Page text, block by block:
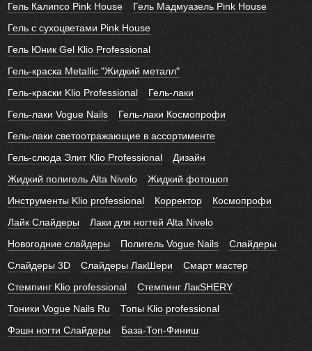
Гель Калипсо Pink House
Гель Мадмуазель Pink House
Гель с сухоцветами Pink House
Гель Юник Gel Klio Professional
Гель-краска Metallic "Жидкий металл"
Гель-краски Klio Professional
Гель-лаки
Гель-лаки Vogue Nails
Гель-лаки Космопрофи
Гель-лаки светоотражающие в ассортименте
Гель-слюда Элит Klio Professional
Дизайн
Жидкий полигель Alta Nivelo
Жидкий фотошоп
Инструменты Klio professional
Корректор
Космопрофи
Лайк Слайдеры
Лаки для ногтей Alta Nivelo
Новогодние слайдеры
Полигель Vogue Nails
Слайдеры
Слайдеры 3D
Слайдеры ЛакШери
Смарт мастер
Стемпинг Klio professional
Стемпинг ЛакSHERY
Тоники Vogue Nails Ru
Топы Klio professional
Фэшн ногти Слайдеры
База-Топ-Финиш